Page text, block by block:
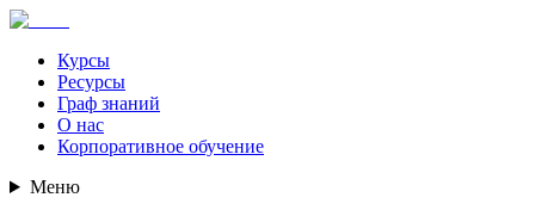
Курсы
Ресурсы
Граф знаний
О нас
Корпоративное обучение
Меню